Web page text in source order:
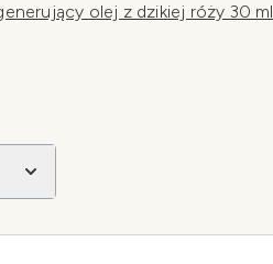
olej z dzikiej róży 30 ml